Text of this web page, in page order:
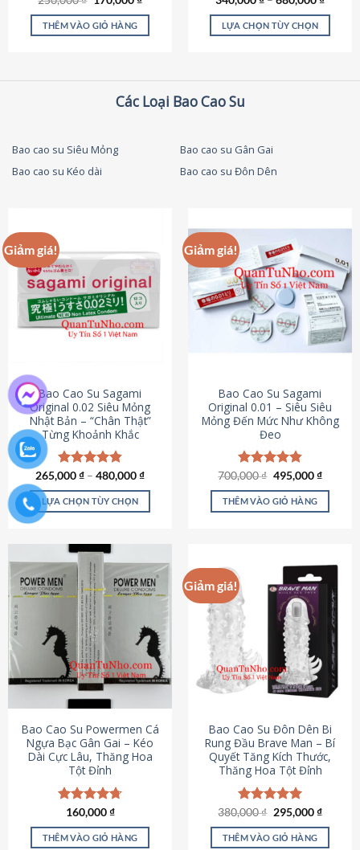
phẩm
hạng5.00
5 sao là:
250,000 ₫.
tại
THÊM VÀO GIỎ HÀNG
hạng4.79
5 sao
LỰA CHỌN TÙY CHỌN
thể.
tùy
thể
được
chọn
trên
trang
sản
phẩm
Các Loại Bao Cao Su
Bao cao su Siêu Mỏng
Bao cao su Gân Gai
Bao cao su Kéo dài
Bao cao su Đôn Dên
Giảm giá!
Bao Cao Su Sagami
Original 0.02 Siêu Mỏng
Nhật Bản – “Chân Thật”
Từng Khoảnh Khắc
Được xếp
hạng4.87
5 sao
265,000₫ – 480,000₫
LỰA CHỌN TÙY CHỌN
này
có
nhiều
biến
thể.
Các
tùy
chọn
có
chọn
trên
trang
sản
phẩm
Giảm giá!
Bao Cao Su Sagami
Original 0.01 – Siêu Siêu
Mỏng Đến Mức Như Không
Đeo
Được xếp
hạng4.83
5 sao
700,000₫ Giá
là:
700,000 ₫.
495,000₫Giá
tại
THÊM VÀO GIỎ HÀNG
Bao Cao Su Powermen Cá
Ngựa Bạc Gân Gai – Kéo
Dài Cực Lâu, Thăng Hoa
Tột Đỉnh
Được xếp
hạng4.73
5 sao
160,000₫
THÊM VÀO GIỎ HÀNG
Giảm giá!
Bao Cao Su Đôn Dên Bi
Rung Đầu Brave Man – Bí
Quyết Tăng Kích Thước,
Thăng Hoa Tột Đỉnh
Được xếp
hạng5.00
5 sao
380,000₫ Giá
là:
380,000 ₫.
295,000₫Giá
tại
THÊM VÀO GIỎ HÀNG